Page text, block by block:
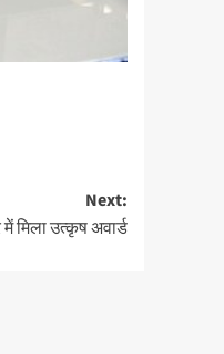
Next:
मिला उत्कृष अवार्ड